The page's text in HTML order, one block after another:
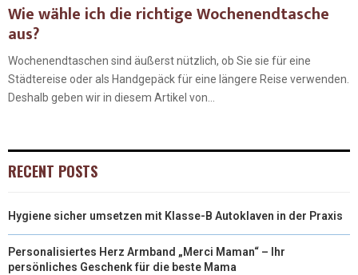
Wie wähle ich die richtige Wochenendtasche
aus?
Wochenendtaschen sind äußerst nützlich, ob Sie sie für eine
Städtereise oder als Handgepäck für eine längere Reise verwenden.
Deshalb geben wir in diesem Artikel von...
RECENT POSTS
Hygiene sicher umsetzen mit Klasse-B Autoklaven in der Praxis
Personalisiertes Herz Armband „Merci Maman“ – Ihr
persönliches Geschenk für die beste Mama